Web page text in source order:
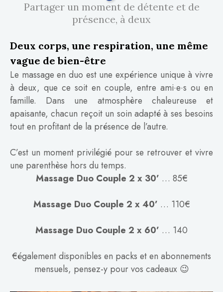
Partager un moment de détente et de
présence, à deux
Deux corps, une respiration, une même
vague de bien-être
Le massage en duo est une expérience unique à vivre
à deux, que ce soit en couple, entre ami·e·s ou en
famille. Dans une atmosphère chaleureuse et
apaisante, chacun reçoit un soin adapté à ses besoins
tout en profitant de la présence de l’autre.
C’est un moment privilégié pour se retrouver et vivre
une parenthèse hors du temps.
Massage Duo Couple 2 x 30’ … 85€
Massage Duo Couple 2 x 40’ … 110€
Massage Duo Couple 2 x 60’ … 140
€également disponibles en packs et en abonnements
mensuels, pensez-y pour vos cadeaux 😉